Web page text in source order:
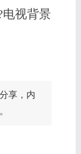
电视背景
享，内